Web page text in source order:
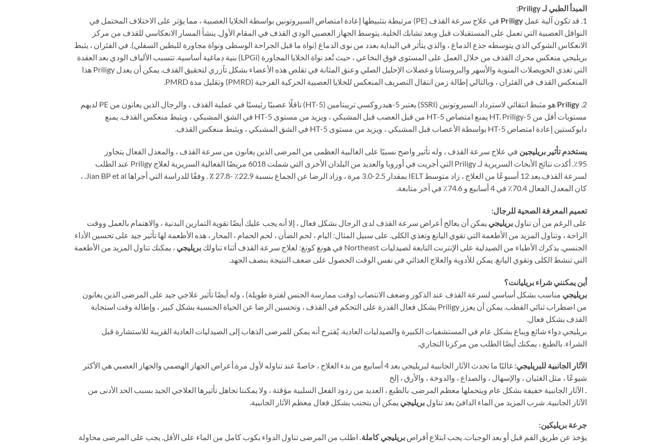
المبدأ الطبي لـ Priligy:
1. قد تكون آلية عمل
Priligy
في علاج سرعة القذف (PE) مرتبطة بتثبيطها إعادة امتصاص السيروتونين بواسطة الخلايا العصبية ، مما يؤثر على الاختلاف المحتمل في
النواقل العصبية التي تعمل على المستقبلات قبل وبعد تشابك الخلية. يتوسط الجهاز العصبي الودي القذف في المقام الأول. ينشأ المسار الانعكاسي للقذف من مركز
الانعكاس الشوكي الذي يتوسطه جذع الدماغ ، والذي يتأثر في البداية بعدد من نوى الدماغ (نواة ما قبل الجراحة الوسطى ونواة مجاورة للبطين السفلي). في الفئران ، يثبط
بريليجي منعكس محرك القذف من خلال العمل على المستوى فوق النخاعي ، حيث تُعد نواة الخلايا المجاورة (LPGi) بنية دماغية أساسية. تتسبب الألياف الودي بعد العقدة
التي تغذي الحويصلات المنوية والأسهر والبروستاتا وعضلات الإحليل الصلي وعنق المثانة في تقلص هذه الأعضاء بشكل تآزري لتحقيق القذف. يمكن أن يعدل Priligy هذا
المنعكس القذف في الفئران ، وبالتالي إطالة زمن انتقال التصريف المنعكس للخلايا العصبية الحركية الفرجية (PMRD) وتقليل مدة PMRD.
2.
Priligy
هو مثبط انتقائي لاسترداد السيروتونين (SSRI) يعتبر 5-هيدروكسي تريبتامين (5-HT) ناقلًا عصبيًا رئيسيًا في عملية القذف ، والرجال الذين يعانون من PE لديهم
مستويات أقل من 5-HT. Priligy يمنع امتصاص 5-HT من قبل العصب قبل المشبكي ، ويزيد من مستوى 5-HT في الشق المشبكي ، ويثبط منعكس القذف. يمنع
دابوكستين إعادة امتصاص 5-HT بواسطة الأعصاب قبل المشبكي ، ويزيد من مستوى 5-HT في الشق المشبكي ، ويثبط منعكس القذف.
يستخدمتأثير بريليجين في علاج سرعة القذف ، وله تأثير واضح نسبيًا على الغالبية العظمى من المرضى الذين يعانون من سرعة القذف ، والمعدل الفعال يتجاوز
95٪. أكدت نتائج الأبحاث السريرية لـ Priligy التي أجريت في أوروبا والعديد من البلدان الأخرى التي شملت 6018 مريضًا الفعالية السريرية لعلاج Priligy عند الطلب
لسرعة القذف.بعد 12 أسبوعًا من العلاج ، زاد متوسط ​​IELT بمقدار 2.5-3.0 مرة ، وزاد الرضا عن الجماع بنسبة 22.9٪ -27.8
٪
. وفقًا للدراسة التي أجراها Jian BP et al. ،
كان المعدل الفعال 70.4٪ في 4 أسابيع و 74.6٪ في آخر متابعة.
تعميم المعرفة الصحية للرجال:
على الرغم من أن تناول بريليجي يمكن أن يعالج أعراض سرعة القذف لدى الرجال بشكل فعال ، إلا أنه يجب عليك أيضًا تقوية التمارين البدنية ، والاهتمام بالعمل ووقت
الراحة ، وتناول المزيد من الأطعمة التي تقوي اليانغ وتغذي الكلى. على سبيل المثال: اليام ، لحم الضأن ، لحم الحمام ، المحار ، هذه الأطعمة لها تأثير جيد على تحسين الأداء
الجنسي. يذكرك الأطباء من الصيدلية على الإنترنت التابعة لصيدليات Northeast في هونغ كونغ: لعلاج سرعة القذف أثناء تناولك
بريليجي ، يمكنك تناول المزيد من الأطعمة
التي تنشط الكلى وتقوي اليانغ. يمكن للأدوية والعلاج الغذائي في نفس الوقت الحصول على ضعف النتيجة بنصف الجهد.
أين يمكنني شراء بريليانت؟
بريليجي مناسب بشكل أساسي لسرعة القذف عند الذكور وضعف الانتصاب (وقت ممارسة الجنس لفترة طويلة) ، وله أيضًا تأثير علاجي جيد على المرضى الذين يعانون
من اضطراب ثنائي القطب. يمكن أن يعزز Priligy بشكل فعال القدرة على التحكم في القذف ، وتحسين الرضا عن الحياة الجنسية بشكل كبير ، وإطالة وقت استجابة
القذف بشكل فعال.
بريليجي دواء شائع ويباع بشكل عام في المستشفيات الكبيرة والصيدليات العادية. يُقترح أنه يمكن للمرضى الذهاب إلى الصيدليات العادية القريبة للاستشارة قبل
الشراء. بالطبع ، يمكنك أيضًا الطلب من مركزنا التجاري.
الآثار الجانبية للبريليجي:
غالبًا ما تحدث الآثار الجانبية لبريليجي بعد 4 أسابيع من بدء العلاج ، خاصةً عند تناوله لأول مرة.أعراض الجهاز الهضمي والجهاز العصبي هي الأكثر
شيوعًا ، مثل الغثيان ، والإسهال ، والصداع ، والدوخة ، والأرق ، إلخ
. الآثار الجانبية خفيفة بشكل عام ويتحملها معظم المرضى. بالطبع ، العديد من ردود الفعل السلبية مؤقتة ، ولا يمكننا تجاهل تأثيرها العلاجي الجيد بسبب الحد الأدنى من
الآثار الجانبية. شرب المزيد من الماء الدافئ بعد تناول بريليجي يمكن أن يتجنب بشكل فعال معظم الآثار الجانبية.
جرعة بريليكين:
يؤخذ عن طريق الفم قبل أو بعد الوجبات. يجب ابتلاع أقراص بريليجي كاملة. اطلب من المرضى تناول الدواء بكوب كامل من الماء على الأقل. يجب على المرضى محاولة